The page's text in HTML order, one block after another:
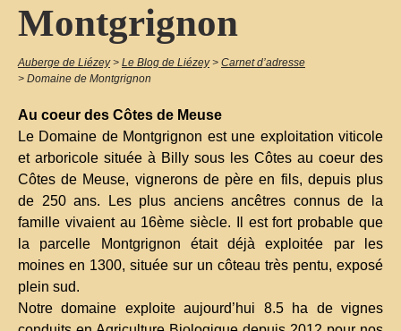
Montgrignon
Auberge de Liézey > Le Blog de Liézey > Carnet d’adresse
> Domaine de Montgrignon
Au coeur des Côtes de Meuse
Le Domaine de Montgrignon est une exploitation viticole
et arboricole située à Billy sous les Côtes au coeur des
Côtes de Meuse, vignerons de père en fils, depuis plus
de 250 ans. Les plus anciens ancêtres connus de la
famille vivaient au 16ème siècle. Il est fort probable que
la parcelle Montgrignon était déjà exploitée par les
moines en 1300, située sur un côteau très pentu, exposé
plein sud.
Notre domaine exploite aujourd’hui 8.5 ha de vignes